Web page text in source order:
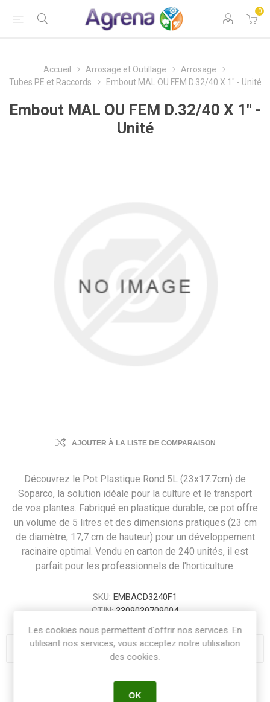
0
Accueil Arrosage et Outillage
Arrosage
Tubes PE et Raccords
Embout MAL OU FEM D.32/40 X 1" - Unité
Embout MAL OU FEM D.32/40 X 1" -
Unité
AJOUTER À LA LISTE DE COMPARAISON
Découvrez le Pot Plastique Rond 5L (23x17.7cm) de
Soparco, la solution idéale pour la culture et le transport
de vos plantes. Fabriqué en plastique durable, ce pot offre
un volume de 5 litres et des dimensions pratiques (23 cm
de diamètre, 17,7 cm de hauteur) pour un développement
racinaire optimal. Vendu en carton de 240 unités, il est
parfait pour les professionnels de l'horticulture.
SKU: EMBACD3240F1
GTIN: 3309030709004
Les cookies nous permettent d'offrir nos services. En
utilisant nos services, vous acceptez notre utilisation
des cookies.
OK